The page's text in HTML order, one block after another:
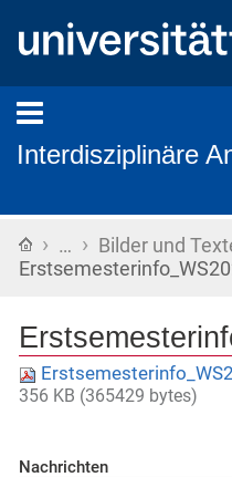
Interdisziplinäre
Startseite
› … › Bilder und
356 KB (365429 bytes)
Nachrichten